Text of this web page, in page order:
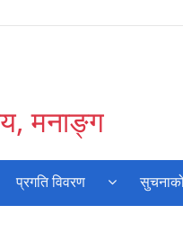
मनाङ्ग
प्रगति विवरण